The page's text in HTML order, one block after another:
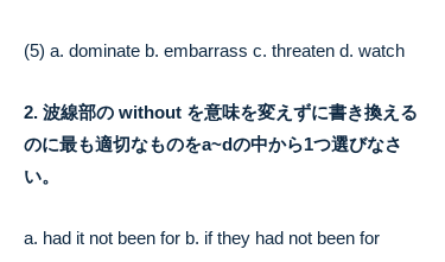
(5) a. dominate b. embarrass c. threaten d. watch
2. 波線部の without を意味を変えずに書き換える
のに最も適切なものをa~dの中から1つ選びなさ
い。
a. had it not been for b. if they had not been for